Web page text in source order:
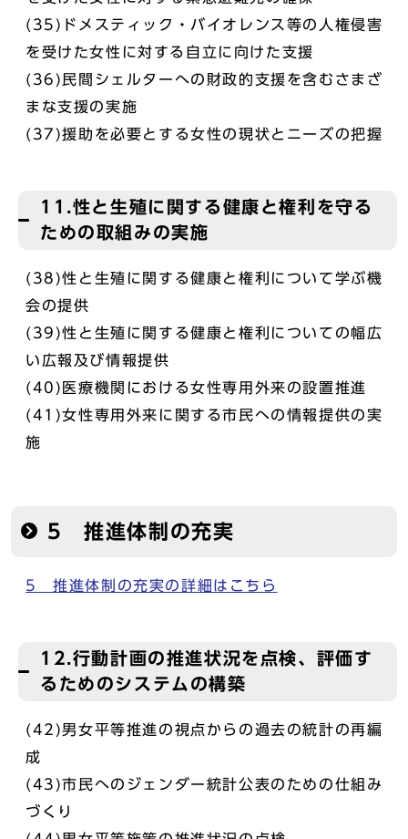
(35)ドメスティック・バイオレンス等の人権侵害
を受けた女性に対する自立に向けた支援
(36)民間シェルターへの財政的支援を含むさまざ
まな支援の実施
(37)援助を必要とする女性の現状とニーズの把握
11.性と生殖に関する健康と権利を守る
ための取組みの実施
(38)性と生殖に関する健康と権利について学ぶ機
会の提供
(39)性と生殖に関する健康と権利についての幅広
い広報及び情報提供
(40)医療機関における女性専用外来の設置推進
(41)女性専用外来に関する市民への情報提供の実
施
5 推進体制の充実
5 推進体制の充実の詳細はこちら
12.行動計画の推進状況を点検、評価す
るためのシステムの構築
(42)男女平等推進の視点からの過去の統計の再編
成
(43)市民へのジェンダー統計公表のための仕組み
づくり